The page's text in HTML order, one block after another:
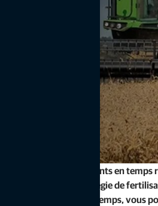
des rendements en temps
céréales si votre stratégie de
ses fruits. En même temps, vous